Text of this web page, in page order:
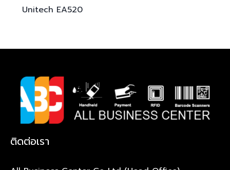
Unitech EA520
ติดต่อเรา